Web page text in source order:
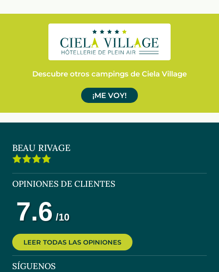
Descubre otros campings de Ciela Village
¡ME VOY!
BEAU RIVAGE
OPINIONES DE CLIENTES
LEER TODAS LAS OPINIONES
SÍGUENOS